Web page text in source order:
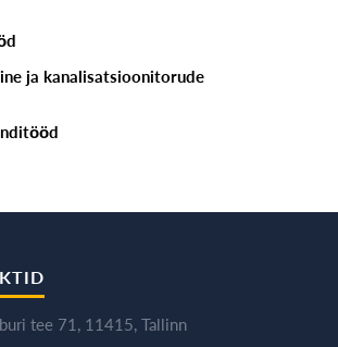
ja kanalisatsioonitorude
tee 71, 11415, Tallinn